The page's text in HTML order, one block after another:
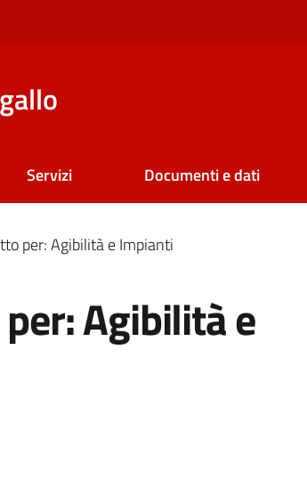
Servizi Documenti e dati
per: Agibilità e Impianti
Agibilità e